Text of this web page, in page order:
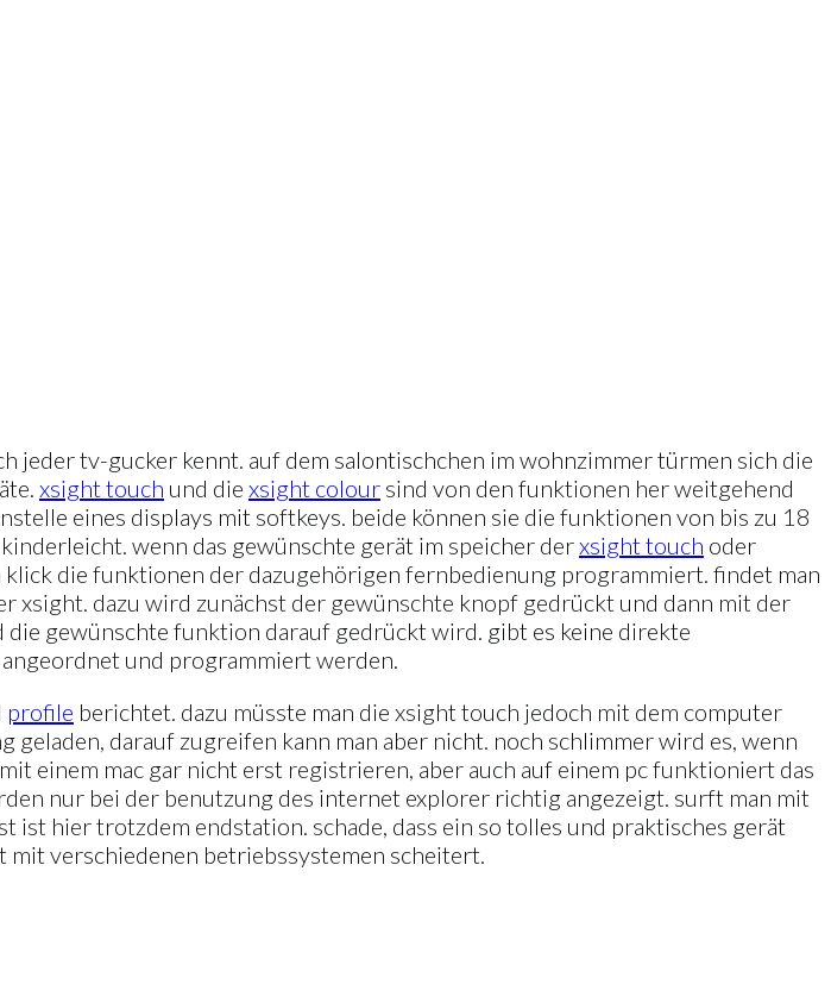
jeder tv-gucker kennt. auf dem salontischchen im wohnzimmer türmen sich die
xsight touch und die xsight colour sind von den funktionen her weitgehend
eines displays mit softkeys. beide können sie die funktionen von bis zu 18
wenn das gewünschte gerät im speicher derxsight touch oder
die funktionen der dazugehörigen fernbedienung programmiert. findet man
xsight. dazu wird zunächst der gewünschte knopf gedrückt und dann mit der
gewünschte funktion darauf gedrückt wird. gibt es keine direkte
und programmiert werden.
profile berichtet. dazu müsste man die xsight touch jedoch mit dem computer
darauf zugreifen kann man aber nicht. noch schlimmer wird es, wenn
einem mac gar nicht erst registrieren, aber auch auf einem pc funktioniert das
nur bei der benutzung des internet explorer richtig angezeigt. surft man mit
ist hier trotzdem endstation. schade, dass ein so tolles und praktisches gerät
verschiedenen betriebssystemen scheitert.